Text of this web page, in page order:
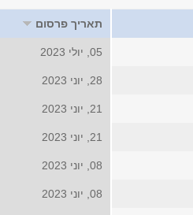
תאריך פרסום
05, יולי 2023
28, יוני 2023
21, יוני 2023
21, יוני 2023
08, יוני 2023
08, יוני 2023